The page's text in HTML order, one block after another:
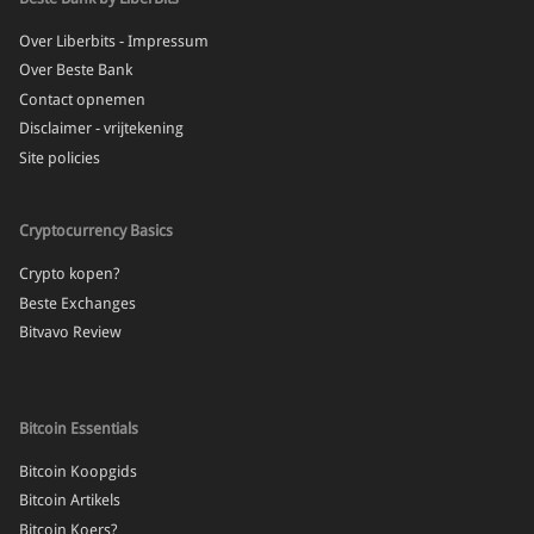
Over Liberbits - Impressum
Over Beste Bank
Contact opnemen
Disclaimer - vrijtekening
Site policies
Cryptocurrency Basics
Crypto kopen?
Beste Exchanges
Bitvavo Review
Bitcoin Essentials
Bitcoin Koopgids
Bitcoin Artikels
Bitcoin Koers?